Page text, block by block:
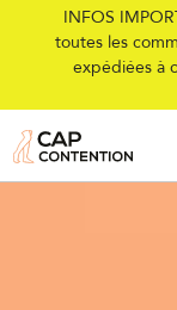
INFOS
toutes les
expédiées à